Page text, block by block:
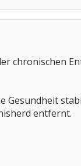
chronischen
entfernt.